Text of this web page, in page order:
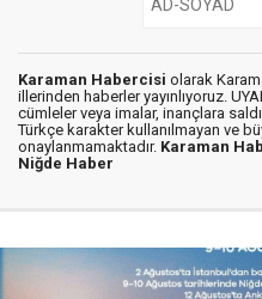
Karaman Habercisi olarak
illerinden haberler yayınlıyoruz.
cümleler veya imalar, inançlara
Türkçe karakter kullanılmayan ve
onaylanmamaktadır. Karaman
Niğde Haber